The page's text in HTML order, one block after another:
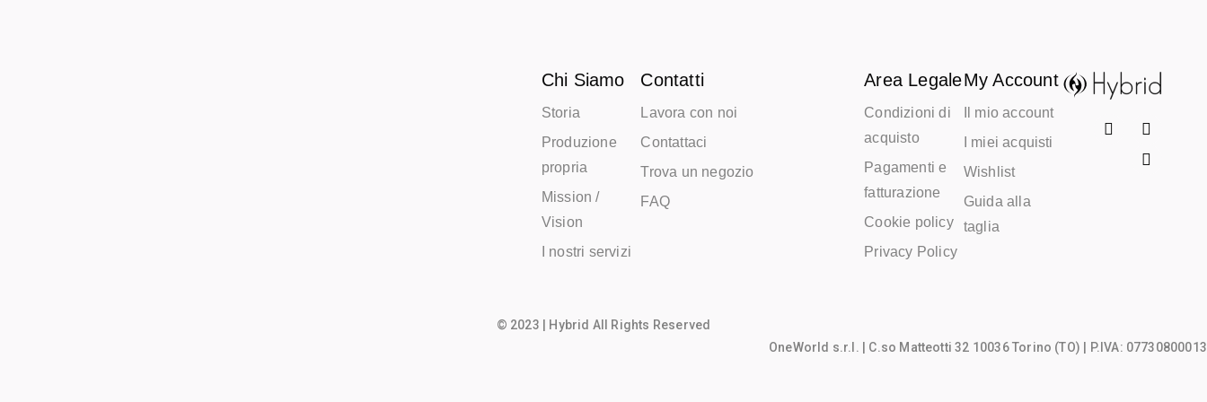
Chi Siamo
Storia
Produzione
propria
Mission /
Vision
I nostri servizi
Contatti
Lavora con noi
Contattaci
Trova un negozio
FAQ
Area Legale
Condizioni di
acquisto
Pagamenti e
fatturazione
Cookie policy
Privacy Policy
My Account
Il mio account
I miei acquisti
Wishlist
Guida alla
taglia
© 2023 | Hybrid All Rights Reserved
OneWorld s.r.l.
| C.so Matteotti 32 10036 Torino (TO) | P.IVA: 07730800013